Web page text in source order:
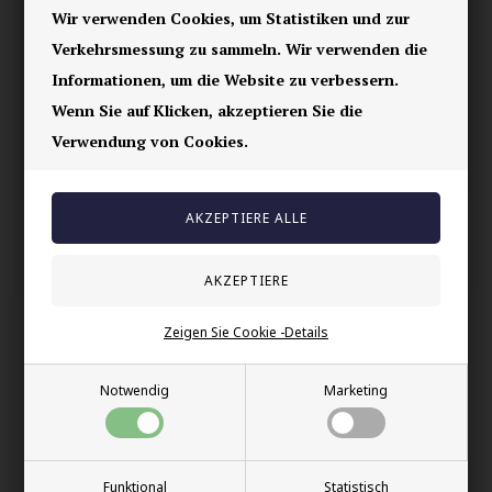
Wir verwenden Cookies, um Statistiken und zur
Verkehrsmessung zu sammeln. Wir verwenden die
Informationen, um die Website zu verbessern.
Wenn Sie auf Klicken, akzeptieren Sie die
Verwendung von Cookies.
Notwendig Marketing
Funktional Statistisch
Zeigen Sie Cookie -Details
Vorrätig
E-mark webshop
100% nikkelfrei schmuck
Lieferung 2-4 Tage